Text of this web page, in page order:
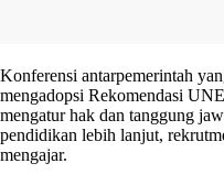
Konferensi antarpemerintah
mengadopsi Rekomendasi
mengatur hak dan tanggung
pendidikan lebih lanjut,
mengajar.